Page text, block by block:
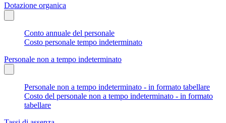
Dotazione organica
Conto annuale del personale
Costo personale tempo indeterminato
Personale non a tempo indeterminato
Personale non a tempo indeterminato - in formato tabellare
Costo del personale non a tempo indeterminato - in formato
tabellare